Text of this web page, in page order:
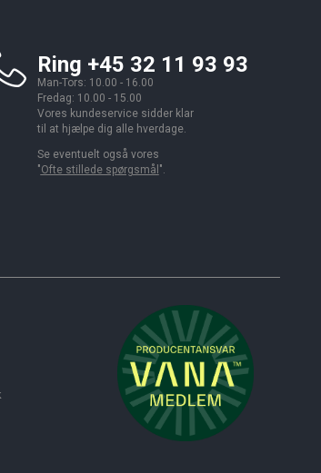
Ring +45 32 11 93 93
Man-Tors: 10.00 - 16.00
Fredag: 10.00 - 15.00
Vores kundeservice sidder klar
til at hjælpe dig alle hverdage.
Se eventuelt også vores
"Ofte stillede spørgsmål ".